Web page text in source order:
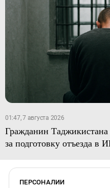
01:47, 7 августа 2026
Гражданин
за подготовку отъезда в
ПЕРСОНАЛИИ